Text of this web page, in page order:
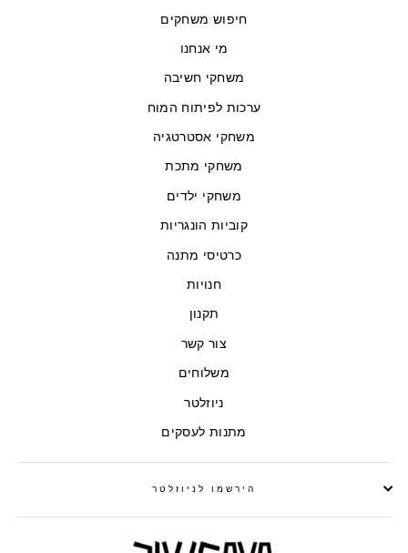
חיפוש משחקים
מי אנחנו
משחקי חשיבה
ערכות לפיתוח המוח
משחקי אסטרטגיה
משחקי מתכת
משחקי ילדים
קוביות הונגריות
כרטיסי מתנה
חנויות
תקנון
צור קשר
משלוחים
ניוזלטר
מתנות לעסקים
הירשמו לניוזלטר